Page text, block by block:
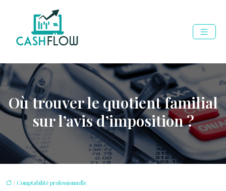
Où trouver le quotient familial
sur l’avis d’imposition ?
/ Comptabilité professionnelle